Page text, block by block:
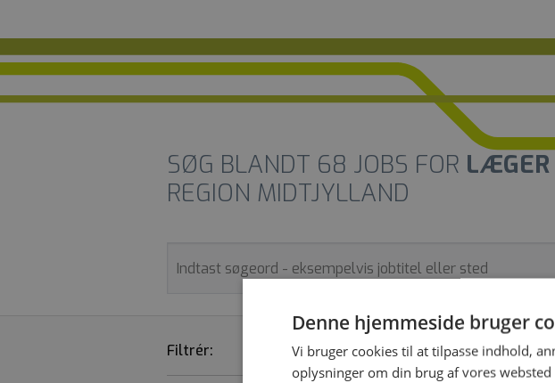
SØG BLANDT 68 JOBS FOR LÆGER
REGION MIDTJYLLAND
Filtrér: STILLINGSTYPE ARBEJDSSTED
Denne hjemmeside bruger
Vi bruger cookies til at tilpasse indhold,
oplysninger om din brug af vores